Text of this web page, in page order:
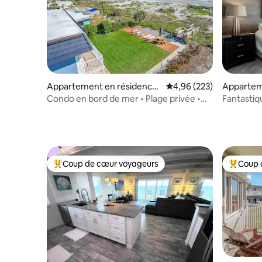
Appartement en résidence
⋅ Cocoa Beach
Évaluation moyenne
4,96 (223)
Condo en bord de mer • Plage privée •
ocoa
Coups de cœur voyageurs les plus appréciés
Coup de cœur voyageurs Coups
Coup